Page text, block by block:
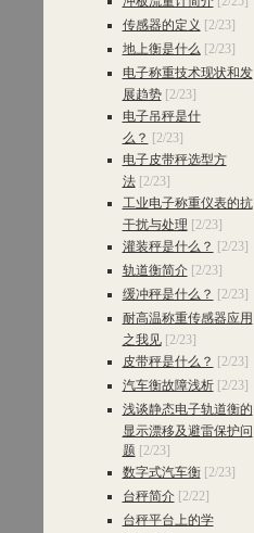
传感器的定义 [2/23]
地上衡是什么 [2/23]
电子称重技术现状和发
展趋势 [2/23]
电子吊秤是什
么？ [2/23]
电子皮带秤选型方
法 [2/23]
工业电子称重仪表的抗
干扰与处理 [2/23]
灌装秤是什么？ [2/23]
轨道衡简介 [2/23]
缓冲秤是什么？ [2/23]
耐高温称重传感器应用
之我见 [2/23]
皮带秤是什么？ [2/23]
汽车衡故障浅析 [2/23]
浅谈静态电子轨道衡的
显示漂移及避雷保护问
题 [2/23]
数字式汽车衡 [2/23]
台秤简介 [2/22]
台秤平台上的学